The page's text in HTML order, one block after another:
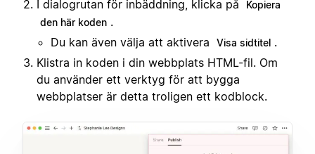
I dialogrutan för inbäddning, klicka på
Kopiera
den här koden .
Du kan även välja att aktivera
Visa sidtitel .
Klistra in koden i din webbplats HTML-fil. Om
du använder ett verktyg för att bygga
webbplatser är detta troligen ett kodblock.